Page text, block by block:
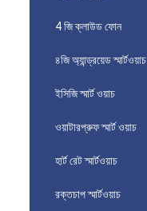
4 জি ক্লাউড ফোন
৪জি অ্যান্ড্রয়েড স্মার্টওয়াচ
ইসিজি স্মার্ট ওয়াচ
ওয়াটারপ্রুফ স্মার্ট ওয়াচ
হার্ট রেট স্মার্টওয়াচ
রক্তচাপ স্মার্টওয়াচ